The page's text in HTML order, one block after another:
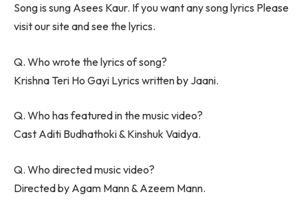
Song is sung Asees Kaur. If you want any song lyrics Please
visit our site and see the lyrics.
Q. Who wrote the lyrics of song?
Krishna Teri Ho Gayi Lyrics written by Jaani.
Q. Who has featured in the music video?
Cast Aditi Budhathoki & Kinshuk Vaidya.
Q. Who directed music video?
Directed by Agam Mann & Azeem Mann.